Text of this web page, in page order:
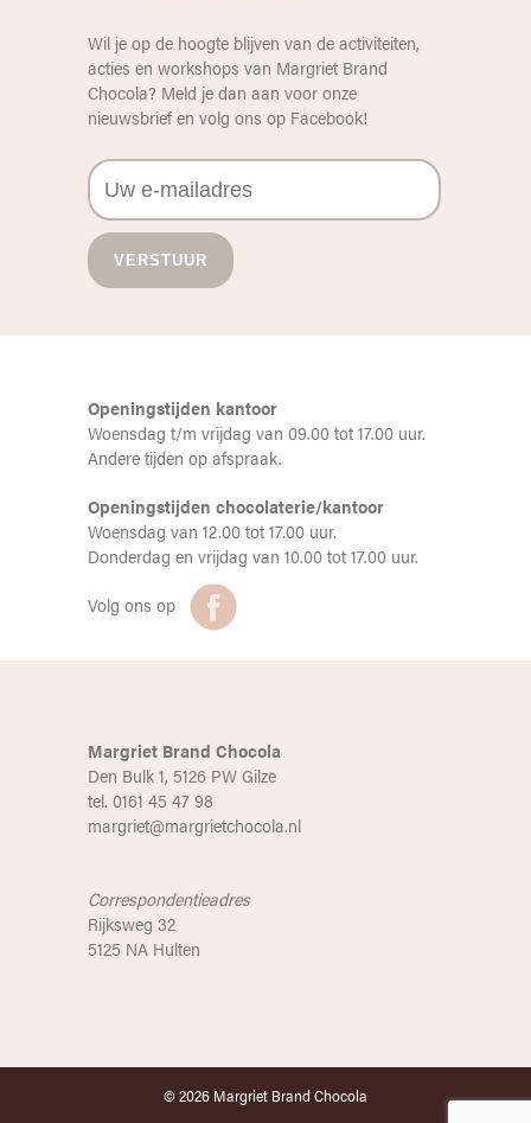
Wil je op de hoogte blijven van de activiteiten,
acties en workshops van Margriet Brand
Chocola? Meld je dan aan voor onze
nieuwsbrief en volg ons op Facebook!
Openingstijden kantoor
Woensdag t/m vrijdag van 09.00 tot 17.00 uur.
Andere tijden op afspraak.
Openingstijden chocolaterie/kantoor
Woensdag van 12.00 tot 17.00 uur.
Donderdag en vrijdag van 10.00 tot 17.00 uur.
Volg ons op
Margriet Brand Chocola
Den Bulk 1, 5126 PW Gilze
tel. 0161 45 47 98
margriet@margrietchocola.nl
Correspondentieadres
Rijksweg 32
5125 NA Hulten
© 2026 Margriet Brand Chocola